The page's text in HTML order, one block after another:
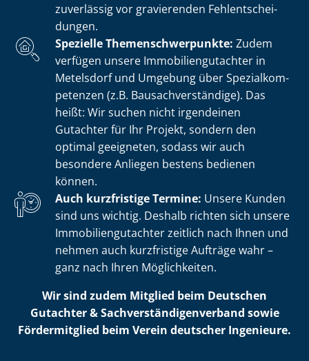
zuverlässig vor gravierenden Fehl­ent­schei­
dun­gen.
Spezielle The­men­schwer­punk­te: Zudem
verfügen unsere Im­mo­bi­li­en­gut­ach­ter in
Metelsdorf und Umgebung über Spe­zi­al­kom­
pe­ten­zen (z.B. Bau­sach­ver­stän­di­ge). Das
heißt: Wir suchen nicht irgendeinen
Gutachter für Ihr Projekt, sondern den
optimal geeigneten, sodass wir auch
besondere Anliegen bestens bedienen
können.
Auch kurzfristige Termine: Unsere Kunden
sind uns wichtig. Deshalb richten sich unsere
Im­mo­bi­li­en­gut­ach­ter zeitlich nach Ihnen und
nehmen auch kurzfristige Aufträge wahr –
ganz nach Ihren Möglichkeiten.
Wir sind zudem Mitglied beim Deutschen
Gutachter & Sach­ver­stän­di­gen­ver­band sowie
Fördermitglied beim Verein deutscher Ingenieure.